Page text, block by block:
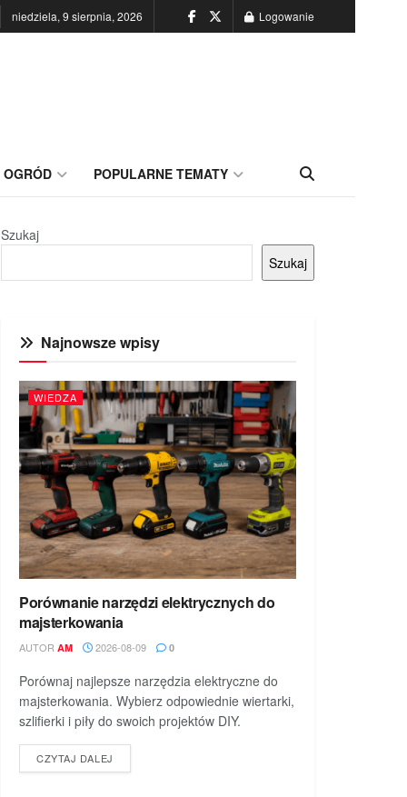
niedziela, 9 sierpnia, 2026 Logowanie
OGRÓD POPULARNE TEMATY
Szukaj
Szukaj
Najnowsze wpisy
WIEDZA
Porównanie narzędzi elektrycznych do
majsterkowania
AUTOR AM 2026-08-09 0
Porównaj najlepsze narzędzia elektryczne do
majsterkowania. Wybierz odpowiednie wiertarki,
szlifierki i piły do swoich projektów DIY.
CZYTAJ DALEJ